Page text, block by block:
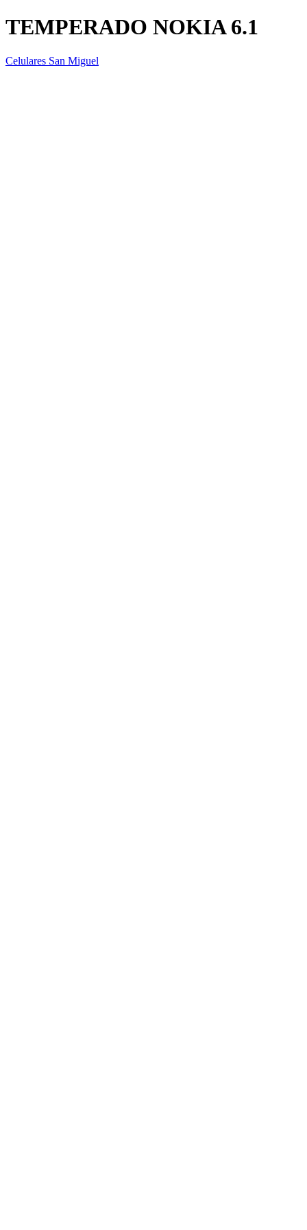
TEMPERADO NOKIA 6.1
Celulares San Miguel